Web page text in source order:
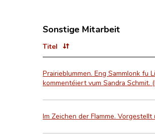
Sonstige Mitarbeit
Titel
Prairieblummen. Eng Sammlonk
kommentéiert vum Sandra Schmit.
Im Zeichen der Flamme.